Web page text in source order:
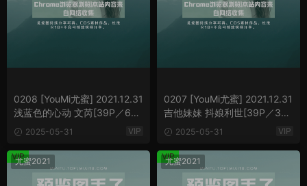
0208 [YouMi尤蜜] 2021.12.31
浅蓝色的心动 文芮[39P／698
MB]2025-05-31 VIP
0207 [YouMi尤蜜] 2021.12.31
吉他妹妹 抖娘利世[39P／344
MB]2025-05-31 VIP
尤蜜2021
VIP 尤蜜2021
VIP